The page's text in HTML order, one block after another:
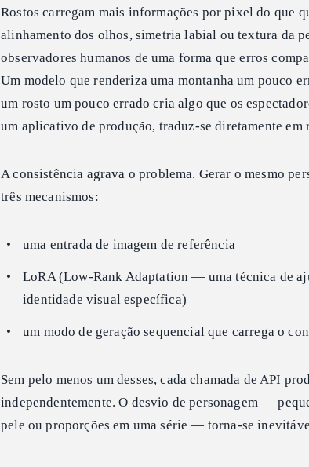
Rostos carregam mais informações por pixel do que
alinhamento dos olhos, simetria labial ou textura da
observadores humanos de uma forma que erros
Um modelo que renderiza uma montanha um pouco
um rosto um pouco errado cria algo que os
um aplicativo de produção, traduz-se diretamente
A consistência agrava o problema. Gerar o mesmo
três mecanismos:
uma entrada de imagem de referência
LoRA (Low-Rank Adaptation — uma técnica de
identidade visual específica)
um modo de geração sequencial que carrega o
Sem pelo menos um desses, cada chamada de API
independentemente. O desvio de personagem —
pele ou proporções em uma série — torna-se